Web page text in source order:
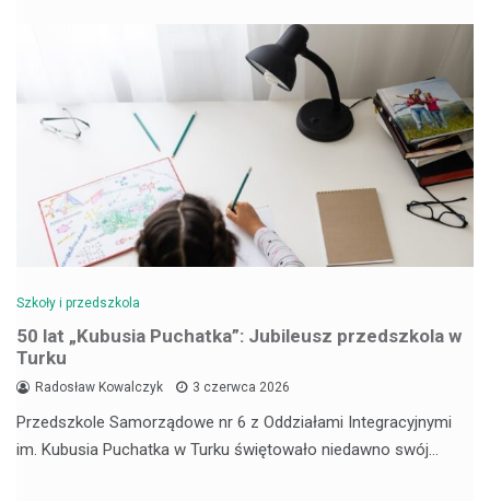
Szkoły i przedszkola
50 lat „Kubusia Puchatka”: Jubileusz przedszkola w
Turku
Radosław Kowalczyk 3 czerwca 2026
Przedszkole Samorządowe nr 6 z Oddziałami Integracyjnymi
im. Kubusia Puchatka w Turku świętowało niedawno swój…